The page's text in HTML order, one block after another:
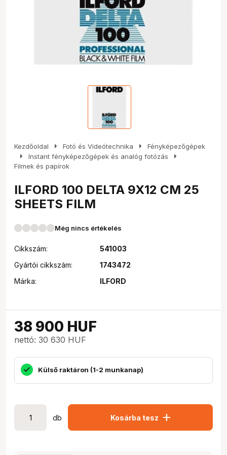
Kezdőoldal arrow_right Fotó és Videótechnika arrow_right Fényképezőgépek
arrow_right Instant fényképezőgépek és analóg fotózás arrow_right
Filmek és papírok
ILFORD 100 DELTA 9X12 CM 25
SHEETS FILM
Még nincs értékelés
Cikkszám:
541003
Gyártói cikkszám:
1743472
Márka:
ILFORD
38 900 HUF
nettó: 30 630 HUF
Külső raktáron (1-2 munkanap)
db Kosárba tesz add